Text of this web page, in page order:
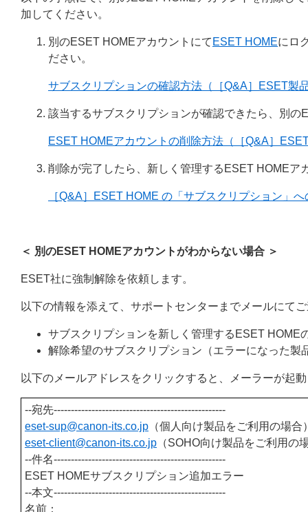
加してください。
別のESET HOMEアカウントにて ESET HOMEにロ
ださい。
サブスクリプションの確認方法（［Q&A］ESET製
該当するサブスクリプションが確認できたら、別
ESET HOMEアカウントの削除方法（［Q&A］
削除が完了したら、新しく管理するESET HOME
［Q&A］ESET HOME の「サブスクリプション」
＜ 別のESET HOMEアカウントがわからない場合 ＞
ESET社に強制解除を依頼します。
以下の情報を添えて、サポートセンターまでメールにて
サブスクリプションを新しく管理するESET HOME
解除希望のサブスクリプション（エラーになった製
以下のメールアドレスをクリックすると、メーラーが起
--宛先--------------------------------------------------
eset-sup@canon-its.co.jp （個人向け製品をご利用の場合
eset-client@canon-its.co.jp （SOHO向け製品をご利用の
--件名--------------------------------------------------
ESET HOMEサブスクリプション追加エラー
--本文--------------------------------------------------
名前：